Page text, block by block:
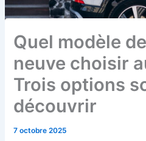
Quel modèle
neuve choisir
Trois options
découvrir
7 octobre 2025